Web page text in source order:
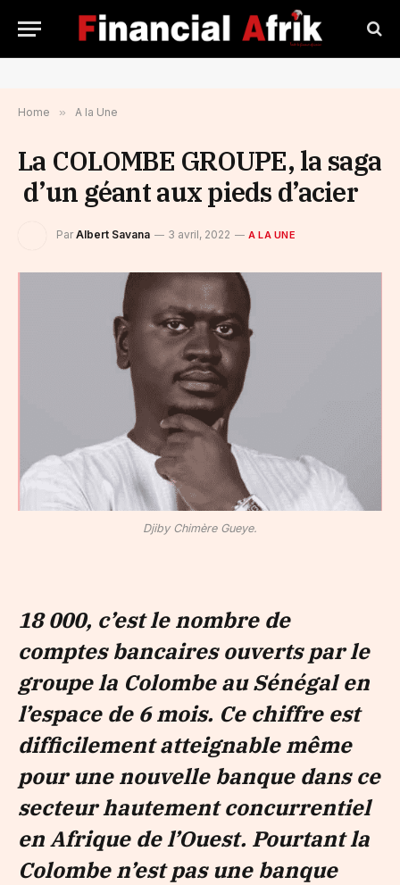
Home » A la Une
La COLOMBE GROUPE, la saga
d’un géant aux pieds d’acier
Par Albert Savana 3 avril, 2022 A LA UNE
Djiby Chimère Gueye.
18 000, c’est le nombre de
comptes bancaires ouverts par le
groupe la Colombe au Sénégal en
l’espace de 6 mois. Ce chiffre est
difficilement atteignable même
pour une nouvelle banque dans ce
secteur hautement concurrentiel
en Afrique de l’Ouest. Pourtant la
Colombe n’est pas une banque